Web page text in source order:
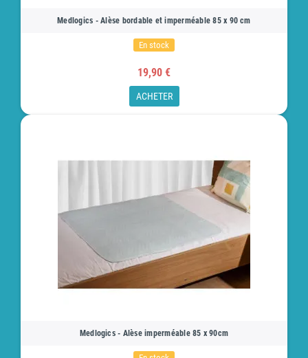
Medlogics - Alèse bordable et imperméable 85 x 90 cm
En stock
19,90 €
ACHETER
Medlogics - Alèse imperméable 85 x 90cm